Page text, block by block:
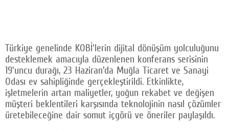
Türkiye genelinde KOBİ'lerin dijital dönüşüm yolculuğunu
desteklemek amacıyla düzenlenen konferans serisinin
19'uncu durağı, 23 Haziran'da Muğla Ticaret ve Sanayi
Odası ev sahipliğinde gerçekleştirildi. Etkinlikte,
işletmelerin artan maliyetler, yoğun rekabet ve değişen
müşteri beklentileri karşısında teknolojinin nasıl çözümler
üretebileceğine dair somut içgörü ve öneriler paylaşıldı.